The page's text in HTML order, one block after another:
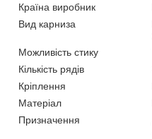
Країна виробник
Вид карниза
Можливість стику
Кількість рядів
Кріплення
Матеріал
Призначення